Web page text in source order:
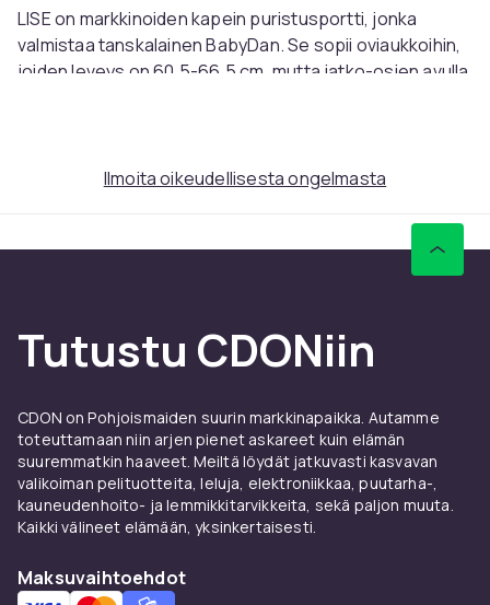
LISE on markkinoiden kapein puristusportti, jonka
valmistaa tanskalainen BabyDan. Se sopii oviaukkoihin,
joiden leveys on 60,5-66,5 cm, mutta jatko-osien avulla
tarvitse tehdä reikiä seinään tai karmiin. Siinä on
turvallinen ja avataan helposti yhdellä kädellä. Portti
avautuu molempiin suuntiin.
vasten portaissa, saatat joutua ostamaanSafetyBoard
SamuelintaiY-karan. Jos sen sijaan asennat portin
esimerkiksi jalkalistan kohdalla, saatat joutua
ostamaanSafetyBoard Jonathanin.
Tähän porttiin suosittelemme myös
ostamaanJalkalevyn, jotta vältät kompastumisen
Portti on testattu ja hyväksytty uusimman standardin
Ilmoita oikeudellisesta ongelmasta
Tutustu CDONiin
CDON on Pohjoismaiden suurin markkinapaikka. Autamme
toteuttamaan niin arjen pienet askareet kuin elämän
suuremmatkin haaveet. Meiltä löydät jatkuvasti kasvavan
valikoiman pelituotteita, leluja, elektroniikkaa, puutarha-,
kauneudenhoito- ja lemmikkitarvikkeita, sekä paljon muuta.
Kaikki välineet elämään, yksinkertaisesti.
Maksuvaihtoehdot